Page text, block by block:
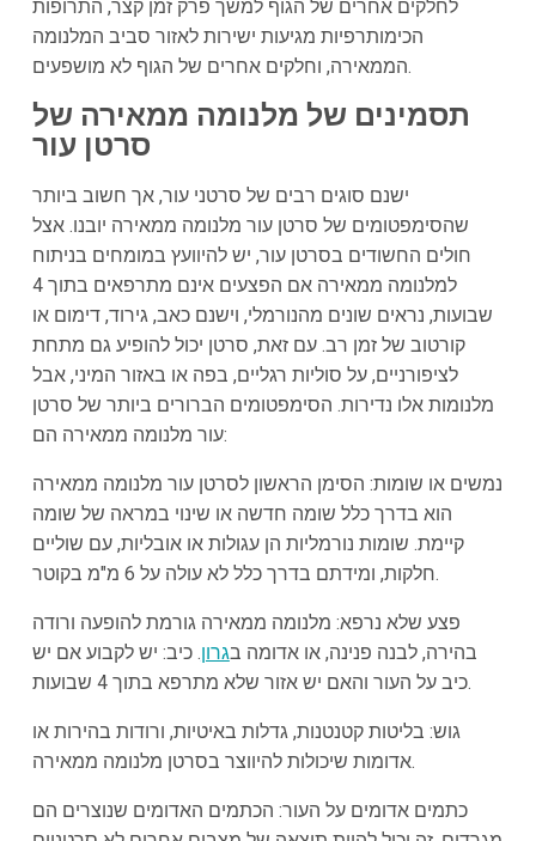
לחלקים אחרים של הגוף למשך פרק זמן קצר, התרופות
הכימותרפיות מגיעות ישירות לאזור סביב המלנומה
הממאירה, וחלקים אחרים של הגוף לא מושפעים.
תסמינים של מלנומה ממאירה של
סרטן עור
ישנם סוגים רבים של סרטני עור, אך חשוב ביותר
שהסימפטומים של סרטן עור מלנומה ממאירה יובנו. אצל
חולים החשודים בסרטן עור, יש להיוועץ במומחים בניתוח
למלנומה ממאירה אם הפצעים אינם מתרפאים בתוך 4
שבועות, נראים שונים מהנורמלי, וישנם כאב, גירוד, דימום או
קורטוב של זמן רב. עם זאת, סרטן יכול להופיע גם מתחת
לציפורניים, על סוליות רגליים, בפה או באזור המיני, אבל
מלנומות אלו נדירות. הסימפטומים הברורים ביותר של סרטן
עור מלנומה ממאירה הם:
נמשים או שומות: הסימן הראשון לסרטן עור מלנומה ממאירה
הוא בדרך כלל שומה חדשה או שינוי במראה של שומה
קיימת. שומות נורמליות הן עגולות או אובליות, עם שוליים
חלקות, ומידתם בדרך כלל לא עולה על 6 מ"מ בקוטר.
פצע שלא נרפא: מלנומה ממאירה גורמת להופעה ורודה
בהירה, לבנה פנינה, או אדומה בגרון. כיב: יש לקבוע אם יש
כיב על העור והאם יש אזור שלא מתרפא בתוך 4 שבועות.
גוש: בליטות קטנטנות, גדלות באיטיות, ורודות בהירות או
אדומות שיכולות להיווצר בסרטן מלנומה ממאירה.
כתמים אדומים על העור: הכתמים האדומים שנוצרים הם